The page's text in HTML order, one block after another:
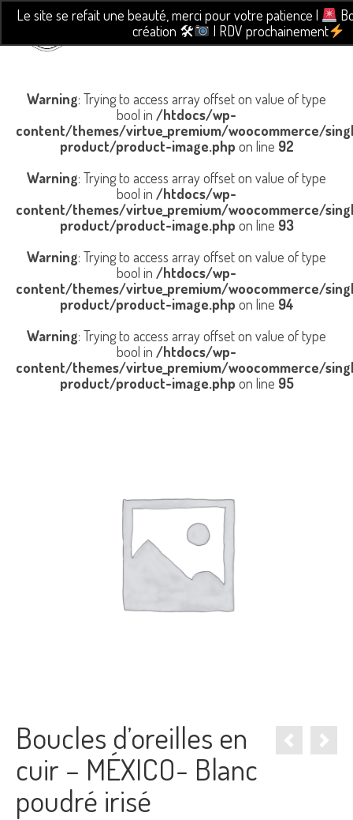
Le site se refait une beauté, merci pour votre patience |
création 🛠
| RDV prochainement
Warning: Trying to access array offset on value of type
bool in /htdocs/wp-
content/themes/virtue_premium/woocommerce/
product/product-image.php on line 92
Warning: Trying to access array offset on value of type
bool in /htdocs/wp-
content/themes/virtue_premium/woocommerce/
product/product-image.php on line 93
Warning: Trying to access array offset on value of type
bool in /htdocs/wp-
content/themes/virtue_premium/woocommerce/
product/product-image.php on line 94
Warning: Trying to access array offset on value of type
bool in /htdocs/wp-
content/themes/virtue_premium/woocommerce/
product/product-image.php on line 95
Boucles d’oreilles en
cuir – MÉXICO- Blanc
poudré irisé